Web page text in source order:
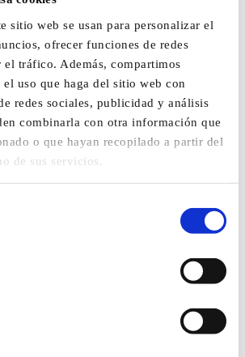
sitio web se usan para personalizar el
ofrecer funciones de redes
el tráfico. Además, compartimos
uso que haga del sitio web con
redes sociales, publicidad y análisis
combinarla con otra información que
o que hayan recopilado a partir del
de sus servicios.
O
DA
CATS 120
local de tubos Cats®. Concebida para se
pressão e criando uma junta plana
podes instalar de forma rápida e